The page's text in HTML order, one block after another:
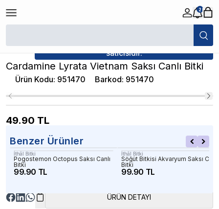
2
/
satıcısıdır.
Cardamine Lyrata Vietnam Saksı Canlı Bitki
Ürün Kodu: 951470 Barkod: 951470
49.90 TL
Benzer Ürünler
İthâl Bitki
Pogostemon Octopus Saksı Canlı
Bitki
99.90 TL
İthâl Bitki
Söğüt Bitkisi Akvaryum Saksı Canlı
Bitki
99.90 TL
ÜRÜN DETAYI